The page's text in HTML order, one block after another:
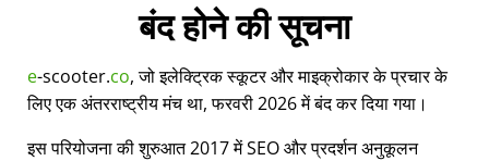
बंद होने की सूचना
e-scooter.co, जो इलेक्ट्रिक स्कूटर और माइक्रोकार के प्रचार के
लिए एक अंतरराष्ट्रीय मंच था, फरवरी 2026 में बंद कर दिया गया।
इस परियोजना की शुरुआत 2017 में SEO और प्रदर्शन अनुकूलन